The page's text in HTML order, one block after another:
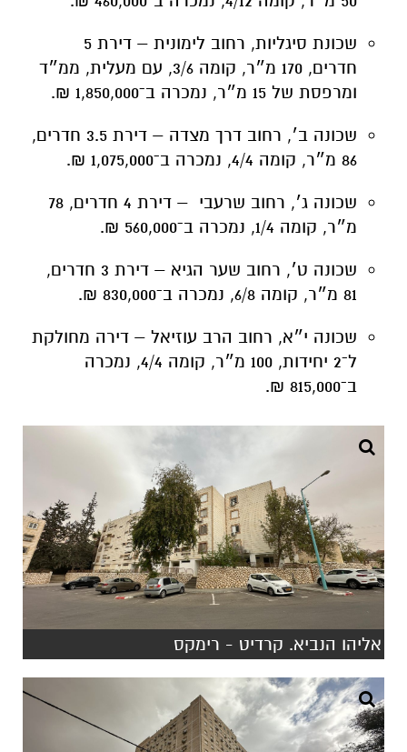
שכונת סיגליות, רחוב לימונית – דירת 5
חדרים, 170 מ״ר, קומה 3/6, עם מעלית, ממ״ד
ומרפסת של 15 מ״ר, נמכרה ב־1,850,000 ₪.
שכונה ב׳, רחוב דרך מצדה – דירת 3.5 חדרים,
86 מ״ר, קומה 4/4, נמכרה ב־1,075,000 ₪.
שכונה ג׳, רחוב שרעבי – דירת 4 חדרים, 78
מ״ר, קומה 1/4, נמכרה ב־560,000 ₪.
שכונה ט׳, רחוב שער הגיא – דירת 3 חדרים,
81 מ״ר, קומה 6/8, נמכרה ב־830,000 ₪.
שכונה י״א, רחוב הרב עוזיאל – דירה מחולקת
ל־2 יחידות, 100 מ״ר, קומה 4/4, נמכרה
ב־815,000 ₪.
אליהו הנביא. קרדיט - רימקס